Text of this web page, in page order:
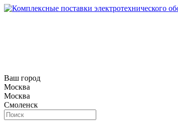
Ваш город
Москва
Москва
Смоленск